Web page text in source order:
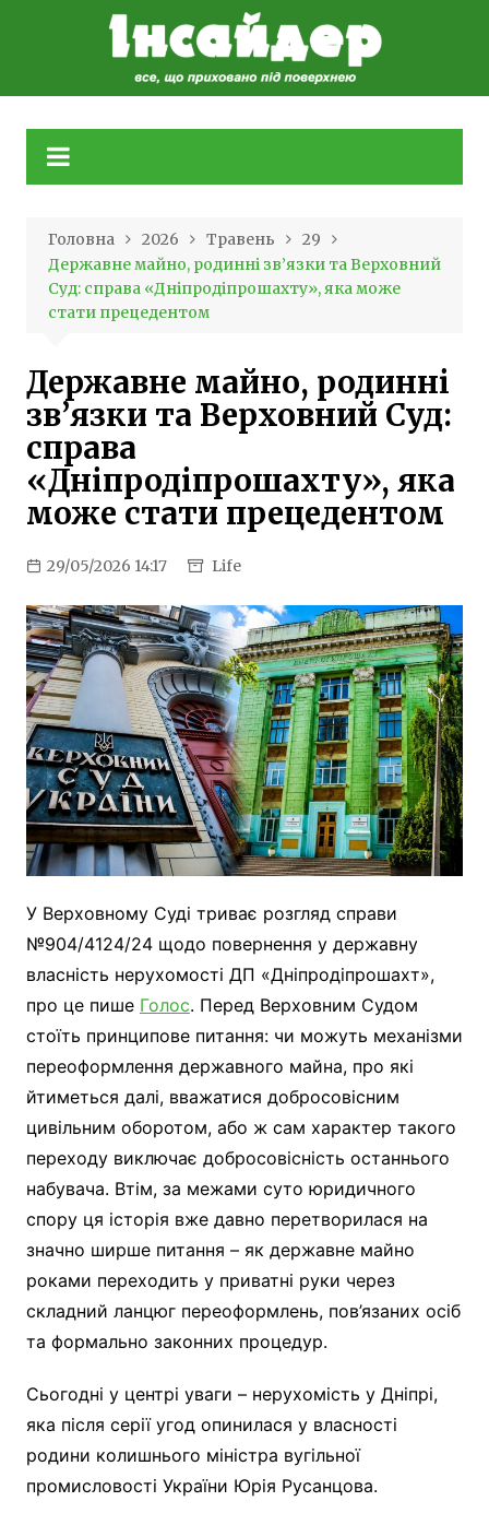
Головна 2026 Травень
29
Державне майно, родинні зв’язки та Верховний
Суд: справа «Дніпродіпрошахту», яка може
стати прецедентом
Державне майно, родинні
зв’язки та Верховний Суд:
справа
«Дніпродіпрошахту», яка
може стати прецедентом
29/05/2026 14:17 Life
У Верховному Суді триває розгляд справи
№904/4124/24 щодо повернення у державну
власність нерухомості ДП «Дніпродіпрошахт»,
про це пише Голос. Перед Верховним Судом
стоїть принципове питання: чи можуть механізми
переоформлення державного майна, про які
йтиметься далі, вважатися добросовісним
цивільним оборотом, або ж сам характер такого
переходу виключає добросовісність останнього
набувача. Втім, за межами суто юридичного
спору ця історія вже давно перетворилася на
значно ширше питання – як державне майно
роками переходить у приватні руки через
складний ланцюг переоформлень, пов’язаних осіб
та формально законних процедур.
Сьогодні у центрі уваги – нерухомість у Дніпрі,
яка після серії угод опинилася у власності
родини колишнього міністра вугільної
промисловості України Юрія Русанцова.